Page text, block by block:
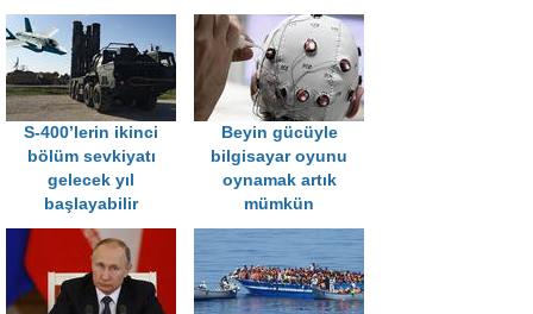
S-400’lerin ikinci
bölüm sevkiyatı
gelecek yıl
başlayabilir
Beyin gücüyle
bilgisayar oyunu
oynamak artık
mümkün